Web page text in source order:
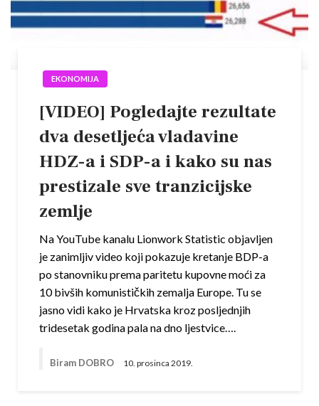
EKONOMIJA
[VIDEO] Pogledajte rezultate
dva desetljeća vladavine
HDZ-a i SDP-a i kako su nas
prestizale sve tranzicijske
zemlje
Na YouTube kanalu Lionwork Statistic objavljen
je zanimljiv video koji pokazuje kretanje BDP-a
po stanovniku prema paritetu kupovne moći za
10 bivših komunističkih zemalja Europe. Tu se
jasno vidi kako je Hrvatska kroz posljednjih
tridesetak godina pala na dno ljestvice….
Biram DOBRO 10. prosinca 2019.